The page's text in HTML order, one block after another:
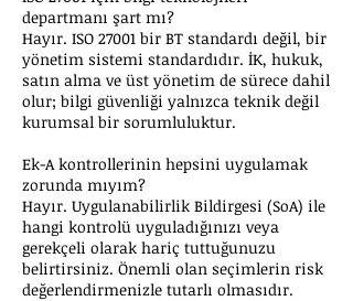
departmanı şart mı?
Hayır. ISO 27001 bir BT standardı değil, bir
yönetim sistemi standardıdır. İK, hukuk,
satın alma ve üst yönetim de sürece dahil
olur; bilgi güvenliği yalnızca teknik değil
kurumsal bir sorumluluktur.
Ek-A kontrollerinin hepsini uygulamak
zorunda mıyım?
Hayır. Uygulanabilirlik Bildirgesi (SoA) ile
hangi kontrolü uyguladığınızı veya
gerekçeli olarak hariç tuttuğunuzu
belirtirsiniz. Önemli olan seçimlerin risk
değerlendirmenizle tutarlı olmasıdır.